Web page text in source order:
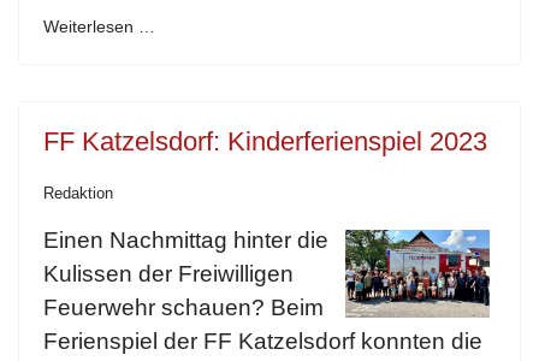
Weiterlesen …
FF Katzelsdorf: Kinderferienspiel 2023
Redaktion
Einen Nachmittag hinter die
Kulissen der Freiwilligen
Feuerwehr schauen? Beim
Ferienspiel der FF Katzelsdorf konnten die